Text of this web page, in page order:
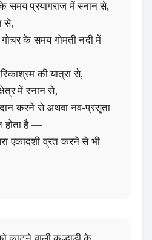
समय प्रयागराज में स्नान से,
से,
गोचर के समय गोमती नदी में
की यात्रा से,
में स्नान से,
दान करने से अथवा नव-प्रसृता
होता है —
एकादशी व्रत करने से भी